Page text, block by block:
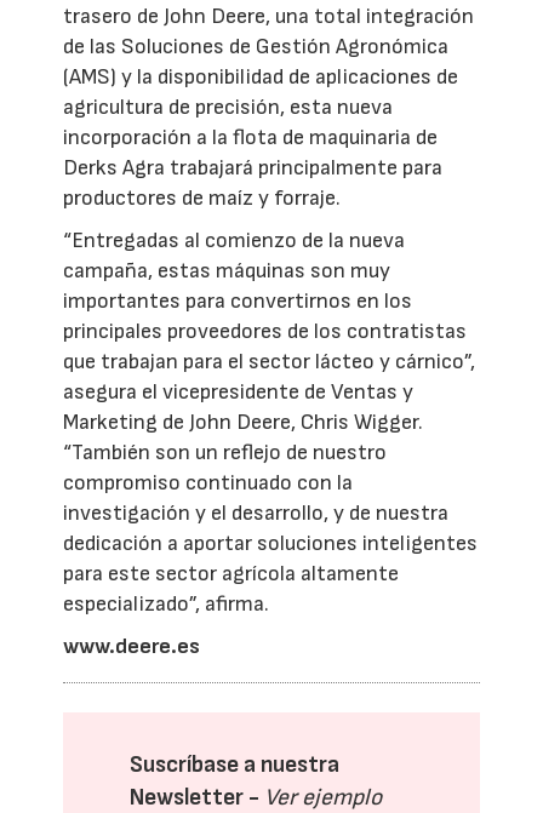
trasero de John Deere, una total integración
de las Soluciones de Gestión Agronómica
(AMS) y la disponibilidad de aplicaciones de
agricultura de precisión, esta nueva
incorporación a la flota de maquinaria de
Derks Agra trabajará principalmente para
productores de maíz y forraje.
“Entregadas al comienzo de la nueva
campaña, estas máquinas son muy
importantes para convertirnos en los
principales proveedores de los contratistas
que trabajan para el sector lácteo y cárnico”,
asegura el vicepresidente de Ventas y
Marketing de John Deere, Chris Wigger.
“También son un reflejo de nuestro
compromiso continuado con la
investigación y el desarrollo, y de nuestra
dedicación a aportar soluciones inteligentes
para este sector agrícola altamente
especializado”, afirma.
www.deere.es
Suscríbase a nuestra
Newsletter - Ver ejemplo